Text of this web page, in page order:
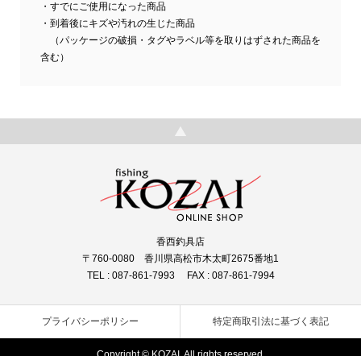
・すでにご使用になった商品
・到着後にキズや汚れの生じた商品
（パッケージの破損・タグやラベル等を取りはずされた商品を
含む）
香西釣具店
〒760-0080 香川県高松市木太町2675番地1
TEL : 087-861-7993 FAX : 087-861-7994
プライバシーポリシー 特定商取引法に基づく表記